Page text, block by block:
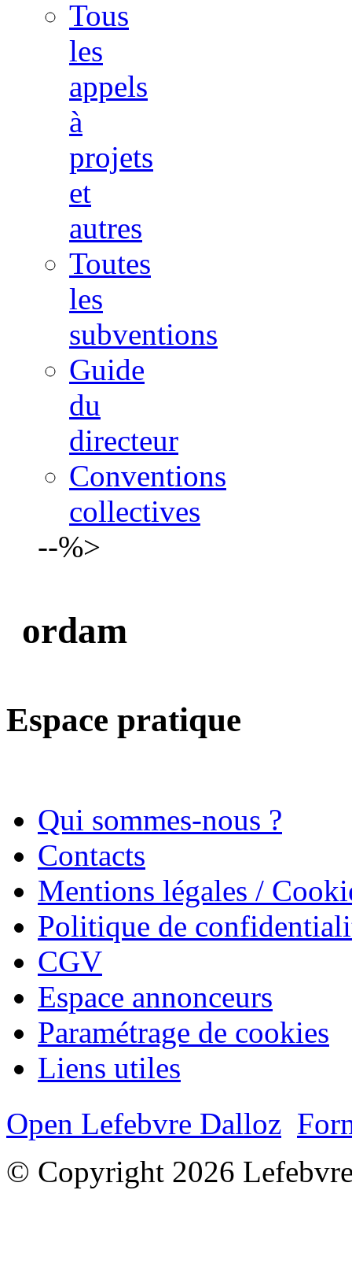
Tous
les
appels
à
projets
et
autres
Toutes
les
subventions
Guide
du
directeur
Conventions
collectives
--%>
ordam
Espace pratique
Qui sommes-nous ?
Contacts
Mentions légales /
Politique de
CGV
Espace annonceurs
Paramétrage de cookies
Liens utiles
Open Lefebvre Dalloz
© Copyright 2026